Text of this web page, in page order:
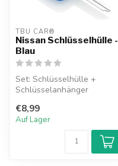
TBU CAR®
Nissan Schlüsselhülle -
Blau
Set: Schlüsselhülle +
Schlüsselanhänger
€8,99
Auf Lager